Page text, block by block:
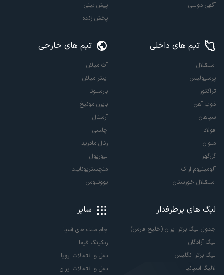
آگهی دولتی
پیش بینی
پخش زنده
تیم های داخلی
استقلال
پرسپولیس
تراکتور
ذوب آهن
سپاهان
فولاد
ملوان
گل‌گهر
آلومینیوم اراک
استقلال خوزستان
تیم های خارجی
آث میلان
اینتر میلان
بارسلونا
بایرن مونیخ
آرسنال
چلسی
رئال مادرید
لیورپول
منچستریونایتد
یوونتوس
لیگ های پرطرفدار
جدول لیگ برتر ایران (خلیج فارس)
لیگ آزادگان
لیگ برتر انگلیس
لالیگا اسپانیا
سایر
جام ملت های آسیا
رنکینگ فیفا
نقل و انتقالات اروپا
نقل و انتقالات ایران